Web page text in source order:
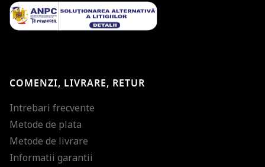
COMENZI, LIVRARE, RETUR
Intrebari frecvente
Metode de plata
Metode de livrare
Informatii garantii